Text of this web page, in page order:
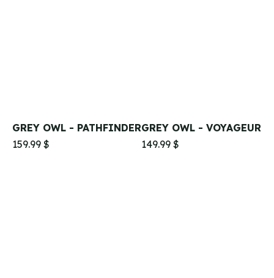
GREY OWL - PATHFINDER
159.99 $
GREY OWL - VOYAGEUR
149.99 $